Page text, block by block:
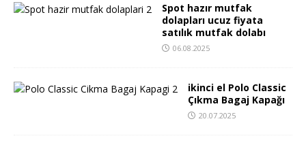
Spot hazır mutfak
dolapları ucuz fiyata
satılık mutfak dolabı
06.08.2025
ikinci el Polo Classic
Çıkma Bagaj Kapağı
20.07.2025